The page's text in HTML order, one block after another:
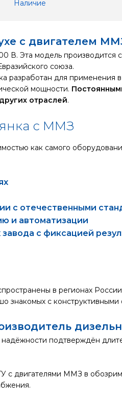
Наличие
с двигателем
В. Эта модель
союза.
для применения
мощности.
отраслей.
с ММЗ
как самого
с отечественными
и автоматизации
с фиксацией
в регионах
знакомых с
подтверждён
с двигателями ММЗ в